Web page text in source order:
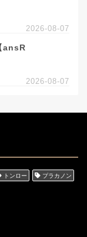
2026-08-07
ansR
2026-08-07
トンロー プラカノン